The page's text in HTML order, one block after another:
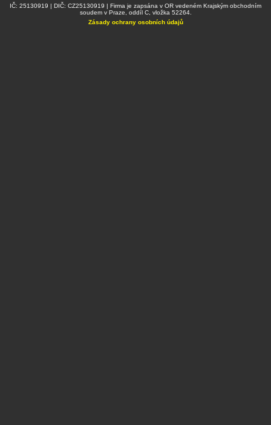
IČ: 25130919 | DIČ: CZ25130919 | Firma je zapsána v OR vedeném Krajským obchodním
soudem v Praze, oddíl C, vložka 52264.
Zásady ochrany osobních údajů